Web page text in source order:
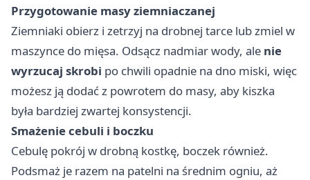
Przygotowanie masy ziemniaczanej
Ziemniaki obierz i zetrzyj na drobnej tarce lub zmiel w
maszynce do mięsa. Odsącz nadmiar wody, ale nie
wyrzucaj skrobi po chwili opadnie na dno miski, więc
możesz ją dodać z powrotem do masy, aby kiszka
była bardziej zwartej konsystencji.
Smażenie cebuli i boczku
Cebulę pokrój w drobną kostkę, boczek również.
Podsmaż je razem na patelni na średnim ogniu, aż